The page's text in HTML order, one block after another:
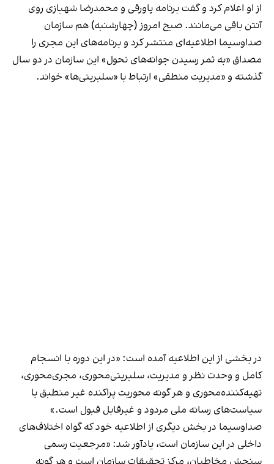
از او اعلام کرد و گفت برنامه پاورقی و محمدرضا شهبازی روی
آنتن باقی می‌مانند. صبح امروز (چهارشنبه) هم سازمان
صداوسیما اطلاعیه‌ای منتشر کرد و برنامه‌های این مجری را
مصداق «به ثمر رسیدن جوانه‌های تحول» این سازمان در دو سال
گذشته و «مدیریت منطقی» ارتباط با «سلبریتی‌ها» خواند.
در بخشی از این اطلاعیه آمده است: «در این دوره با انسجام
کامل و وحدت نظر و مدیریت، سلبریتی‌محوری، مجری‌محوری،
تهیه‌کننده‌محوری و هر گونه محوریت پراکنده غیر منطبق با
سیاست‌های رسانه ملی مردود و غیر‌قابل قبول است.»
صداوسیما در بخش دیگری از اطلاعیه خود که گواه اختلاف‌های
داخلی در این سازمان است، یادآور شد: «مرجعیت رسمی